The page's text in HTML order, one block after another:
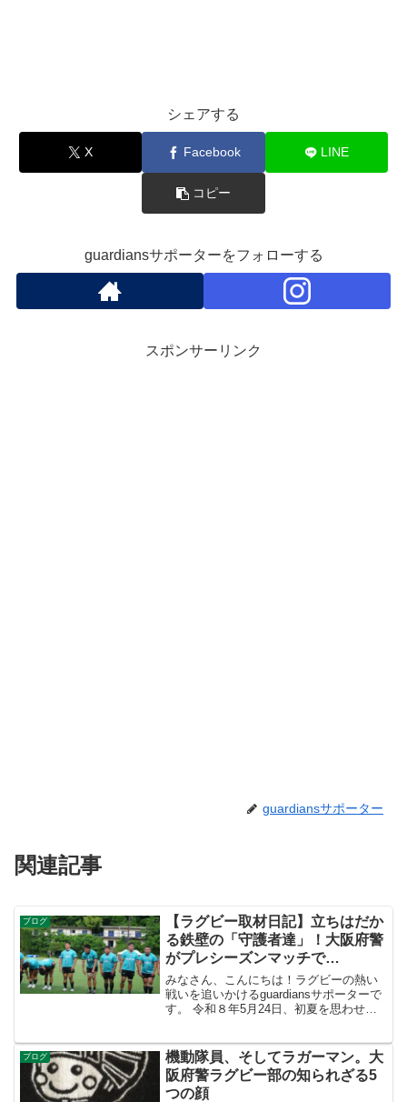
シェアする
X Facebook LINE
コピー
guardiansサポーターをフォローする
スポンサーリンク
guardiansサポーター
関連記事
ブログ
【ラグビー取材日記】立ちはだか
る鉄壁の「守護者達」！大阪府警
がプレシーズンマッチで
MARUWA LOGISTAR’Z KYOTO
に快勝
みなさん、こんにちは！ラグビーの熱い
戦いを追いかけるguardiansサポーターで
す。 令和８年5月24日、初夏を思わせる
ビー界の「守護者」こと大阪府警察と、
京都から初...
ブログ
機動隊員、そしてラガーマン。大
阪府警ラグビー部の知られざる5
つの顔